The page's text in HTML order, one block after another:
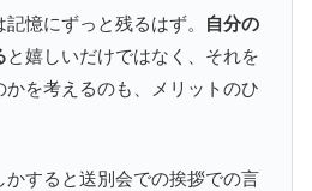
憶にずっと残るはず。
自分の
と嬉しいだけではなく、それを
かを考えるのも、メリットのひ
すると送別会での挨拶での言